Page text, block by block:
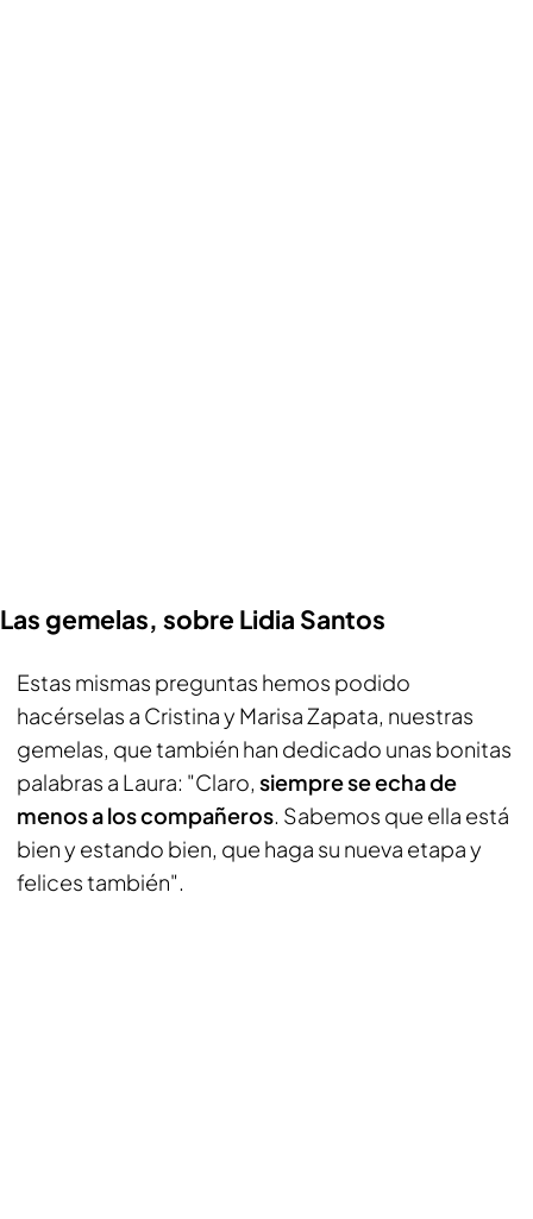
Las gemelas, sobre Lidia Santos
Estas mismas preguntas hemos podido
hacérselas a Cristina y Marisa Zapata, nuestras
gemelas, que también han dedicado unas bonitas
palabras a Laura: "Claro, siempre se echa de
menos a los compañeros. Sabemos que ella está
bien y estando bien, que haga su nueva etapa y
felices también".